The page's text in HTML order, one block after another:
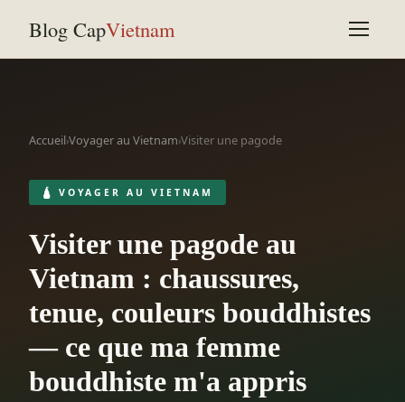
Blog CapVietnam
Accueil›Voyager au Vietnam›Visiter une pagode
🛕 VOYAGER AU VIETNAM
Visiter une pagode au
Vietnam : chaussures,
tenue, couleurs bouddhistes
— ce que ma femme
bouddhiste m'a appris